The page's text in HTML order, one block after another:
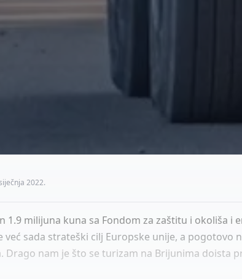
2022.
milijuna kuna sa Fondom za zaštitu i okoliša i
sada strateški cilj Europske unije, a pogotovo
nam je što se turizam na Brijunima doista